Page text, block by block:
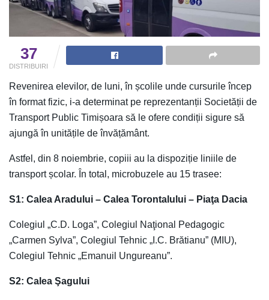
37
DISTRIBUIRI
Revenirea elevilor, de luni, în școlile unde cursurile încep
în format fizic, i-a determinat pe reprezentanții Societății de
Transport Public Timișoara să le ofere condiții sigure să
ajungă în unitățile de învățământ.
Astfel, din 8 noiembrie, copiii au la dispoziție liniile de
transport școlar. În total, microbuzele au 15 trasee:
S1: Calea Aradului – Calea Torontalului – Piaţa Dacia
Colegiul „C.D. Loga”, Colegiul Naţional Pedagogic
„Carmen Sylva”, Colegiul Tehnic „I.C. Brătianu” (MIU),
Colegiul Tehnic „Emanuil Ungureanu”.
S2: Calea Şagului